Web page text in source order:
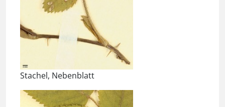
Stachel, Nebenblatt